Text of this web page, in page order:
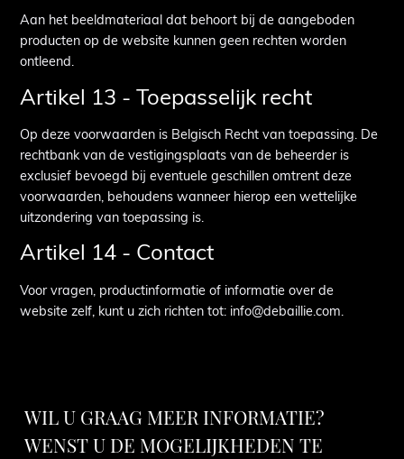
Aan het beeldmateriaal dat behoort bij de aangeboden
producten op de website kunnen geen rechten worden
ontleend.
Artikel 13 - Toepasselijk recht
Op deze voorwaarden is Belgisch Recht van toepassing. De
rechtbank van de vestigingsplaats van de beheerder is
exclusief bevoegd bij eventuele geschillen omtrent deze
voorwaarden, behoudens wanneer hierop een wettelijke
uitzondering van toepassing is.
Artikel 14 - Contact
Voor vragen, productinformatie of informatie over de
website zelf, kunt u zich richten tot: info@debaillie.com.
WIL U GRAAG MEER INFORMATIE?
WENST U DE MOGELIJKHEDEN TE